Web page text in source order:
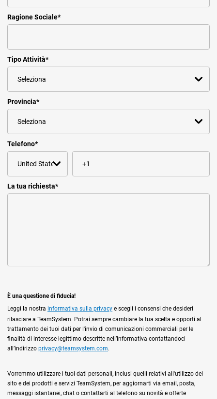
Ragione Sociale*
Tipo Attività*
Provincia*
Telefono*
La tua richiesta*
È una questione di fiducia!
Leggi la nostra informativa sulla privacy e scegli i consensi che desideri
rilasciare a TeamSystem. Potrai sempre cambiare la tua scelta e opporti al
trattamento dei tuoi dati per l'invio di comunicazioni commerciali per le
finalità di interesse legittimo descritte nell’informativa contattandoci
all’indirizzo privacy@teamsystem.com.
Vorremmo utilizzare i tuoi dati personali, inclusi quelli relativi all'utilizzo del
sito e dei prodotti e servizi TeamSystem, per aggiornarti via email, posta,
messaggi istantanei, chat o contattarti al telefono su novità e offerte